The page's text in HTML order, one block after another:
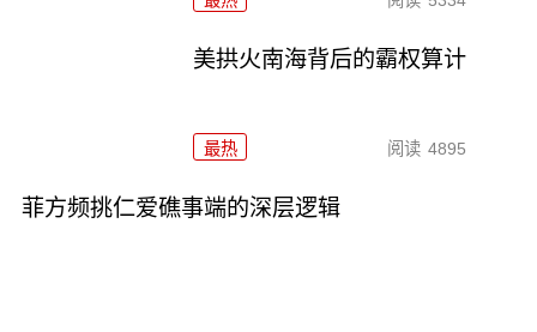
美拱火南海背后的霸权算计
最热 阅读 4895
菲方频挑仁爱礁事端的深层逻辑